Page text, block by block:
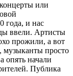
или
года, и нас
ввели. Артисты
прожили, а вот
музыканты просто
опять начали
Публика